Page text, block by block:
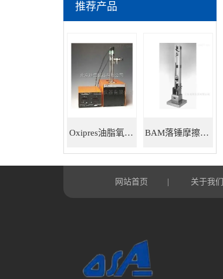
推荐产品
Oxipres油脂氧化稳定性仪 BAM落锤摩擦感度仪
网站首页 关于我们